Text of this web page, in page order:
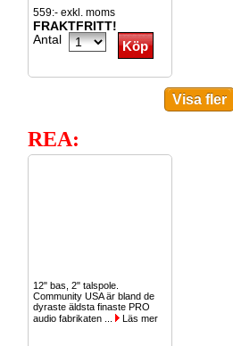
559:- exkl. moms
FRAKTFRITT!
Antal
REA:
12" bas, 2" talspole.
Community USA är bland de
dyraste äldsta finaste PRO
audio fabrikaten ...
Läs mer